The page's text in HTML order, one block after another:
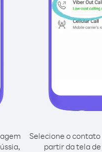
Selecione o
partir da tela